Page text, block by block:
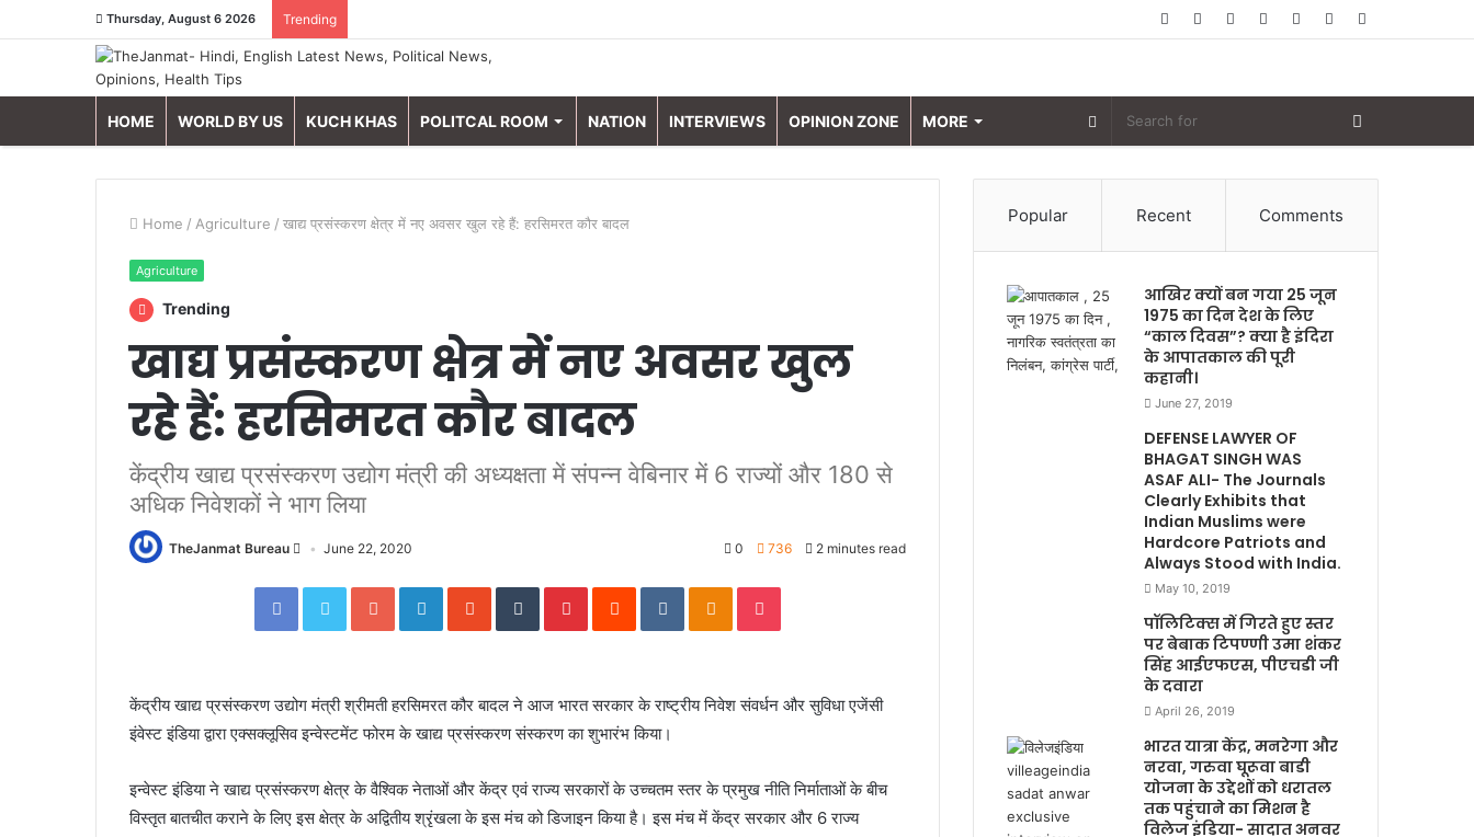
Thursday, August 6 2026 Trending Random
HOME WORLD BY US KUCH KHAS POLITCAL ROOM NATION INTERVIEWS OPINION ZONE MORE Random
Home / Agriculture / खाद्य प्रसंस्करण क्षेत्र में नए अवसर खुल रहे हैं: हरसिमरत कौर बादल
Agriculture
Trending
खाद्य प्रसंस्करण क्षेत्र में नए अवसर खुल
रहे हैं: हरसिमरत कौर बादल
केंद्रीय खाद्य प्रसंस्करण उद्योग मंत्री की अध्यक्षता में संपन्न वेबिनार में 6 राज्यों और 180 से
अधिक निवेशकों ने भाग लिया
TheJanmat Bureau June 22, 2020 0 736 2 minutes read
FacebookTwitterGoogle+LinkedInStumbleUpon
TumblrPinterestReddit VKontakteOdnoklassniki
Pocket
केंद्रीय खाद्य प्रसंस्करण उद्योग मंत्री श्रीमती हरसिमरत कौर बादल ने आज भारत सरकार के राष्ट्रीय निवेश संवर्धन और सुविधा एजेंसी
इंवेस्ट इंडिया द्वारा एक्सक्लूसिव इन्वेस्टमेंट फोरम के खाद्य प्रसंस्करण संस्करण का शुभारंभ किया।
इन्वेस्ट इंडिया ने खाद्य प्रसंस्करण क्षेत्र के वैश्विक नेताओं और केंद्र एवं राज्य सरकारों के उच्चतम स्तर के प्रमुख नीति निर्माताओं के बीच
विस्तृत बातचीत कराने के लिए इस क्षेत्र के अद्वितीय श्रृंखला के इस मंच को डिजाइन किया है। इस मंच में केंद्र सरकार और 6 राज्य
Popular Recent Comments
आखिर क्यों बन गया 25 जून
1975 का दिन देश के लिए
“काल दिवस”? क्या है इंदिरा
के आपातकाल की पूरी
कहानी।
June 27, 2019
DEFENSE LAWYER OF
BHAGAT SINGH WAS
ASAF ALI- The Journals
Clearly Exhibits that
Indian Muslims were
Hardcore Patriots and
Always Stood with India.
May 10, 2019
पॉलिटिक्स में गिरते हुए स्तर
पर बेबाक टिपण्णी उमा शंकर
सिंह आईएफएस, पीएचडी जी
के दवारा
April 26, 2019
भारत यात्रा केंद्र, मनरेगा और
नरवा, गरुवा घूरूवा बाडी
योजना के उद्देशों को धरातल
तक पहुंचाने का मिशन है
विलेज इंडिया- सादात अनवर